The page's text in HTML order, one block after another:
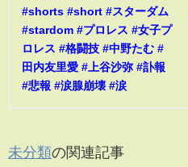
#shorts #short #スターダム
#stardom #プロレス #女子プ
ロレス #格闘技 #中野たむ #
田内友里愛 #上谷沙弥 #訃報
#悲報 #涙腺崩壊 #涙
未分類の関連記事